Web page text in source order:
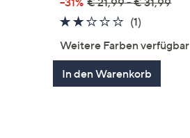
2.0
5
(1)
Weitere Farben verfügbar
In den Warenkorb